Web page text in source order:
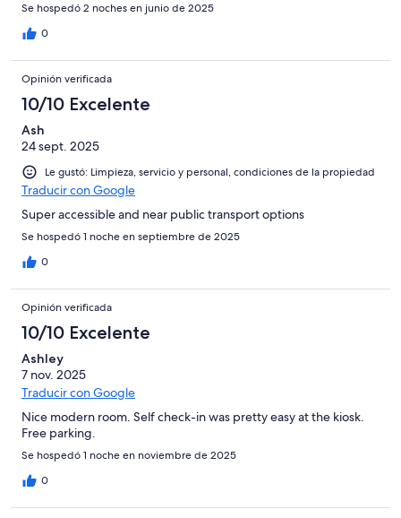
Se hospedó 2 noches en junio de 2025
0
Opinión verificada
10/10 Excelente
Ash
24 sept. 2025
Le gustó: Limpieza, servicio y personal, condiciones de la propiedad
Traducir con Google
Super accessible and near public transport options
Se hospedó 1 noche en septiembre de 2025
0
Opinión verificada
10/10 Excelente
Ashley
7 nov. 2025
Traducir con Google
Nice modern room. Self check-in was pretty easy at the kiosk.
Free parking.
Se hospedó 1 noche en noviembre de 2025
0